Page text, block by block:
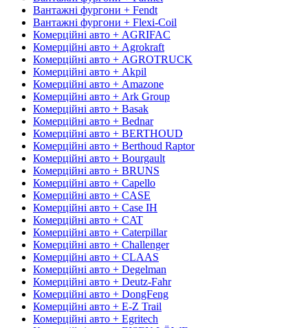
Вантажні фургони + Fendt
Вантажні фургони + Flexi-Coil
Комерційні авто + AGRIFAC
Комерційні авто + Agrokraft
Комерційні авто + AGROTRUCK
Комерційні авто + Akpil
Комерційні авто + Amazone
Комерційні авто + Ark Group
Комерційні авто + Basak
Комерційні авто + Bednar
Комерційні авто + BERTHOUD
Комерційні авто + Berthoud Raptor
Комерційні авто + Bourgault
Комерційні авто + BRUNS
Комерційні авто + Capello
Комерційні авто + CASE
Комерційні авто + Case IH
Комерційні авто + CAT
Комерційні авто + Caterpillar
Комерційні авто + Challenger
Комерційні авто + CLAAS
Комерційні авто + Degelman
Комерційні авто + Deutz-Fahr
Комерційні авто + DongFeng
Комерційні авто + E-Z Trail
Комерційні авто + Egritech